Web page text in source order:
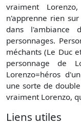
vraiment
n'apprenne rien
dans
personnages.
méchants (Le Duc
personnage de
Lorenzo=héros
une sorte de
vraiment Lorenzo,
Liens utiles